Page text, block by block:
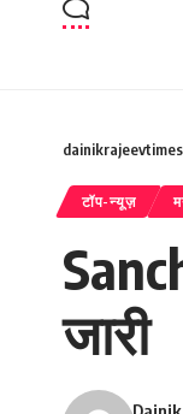
टॉप-न्यूज़
जारी